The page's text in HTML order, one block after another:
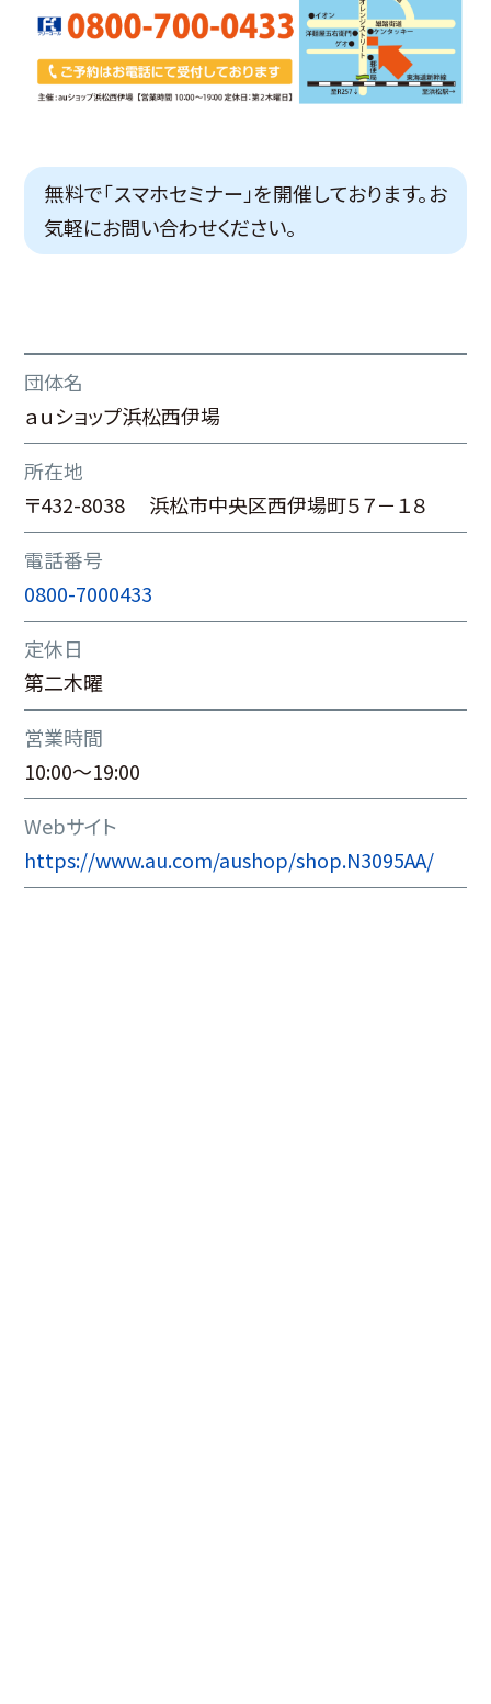
無料で「スマホセミナー」を開催しております。お
気軽にお問い合わせください。
団体名
ａｕショップ浜松西伊場
所在地
〒432-8038 浜松市中央区西伊場町５７－１８
電話番号
0800-7000433
定休日
第二木曜
営業時間
10:00～19:00
Webサイト
https://www.au.com/aushop/shop.N3095AA/